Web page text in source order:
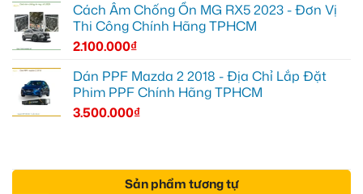
Cách Âm Chống Ồn MG RX5 2023 - Đơn Vị
Thi Công Chính Hãng TPHCM
2.100.000₫
Dán PPF Mazda 2 2018 - Địa Chỉ Lắp Đặt
Phim PPF Chính Hãng TPHCM
3.500.000₫
Sản phẩm tương tự